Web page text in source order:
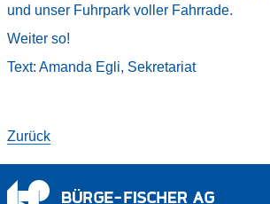
und unser Fuhrpark voller Fahrrade.
Weiter so!
Text: Amanda Egli, Sekretariat
Zurück